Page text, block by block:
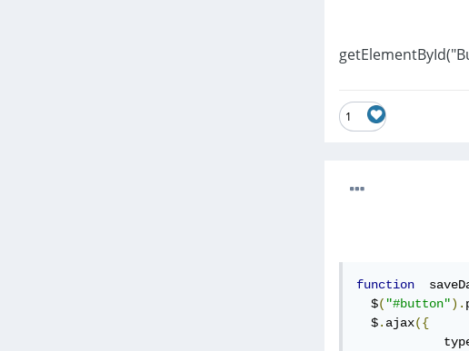
1
function
  $
( "#button").
  $
. ajax({